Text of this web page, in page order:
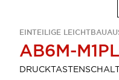
EINTEILIGE
AB6M-